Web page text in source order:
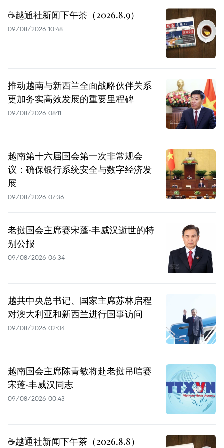
☕️越通社新闻下午茶（2026.8.9）
09/08/2026 10:48
推动越南与新西兰全面战略伙伴关系
更加务实高效发展的重要里程碑
09/08/2026 08:11
越南第十六届国会第一次非常规会
议：确保银行系统安全与数字经济发
展
09/08/2026 07:36
老挝国会主席赛宋蓬·丰威汉逝世的特
别公报
09/08/2026 06:34
越共中央总书记、国家主席苏林启程
对澳大利亚和新西兰进行国事访问
09/08/2026 02:04
越南国会主席陈青敏将赴老挝吊唁赛
宋蓬·丰威汉同志
09/08/2026 00:43
☕️越通社新闻下午茶（2026.8.8）